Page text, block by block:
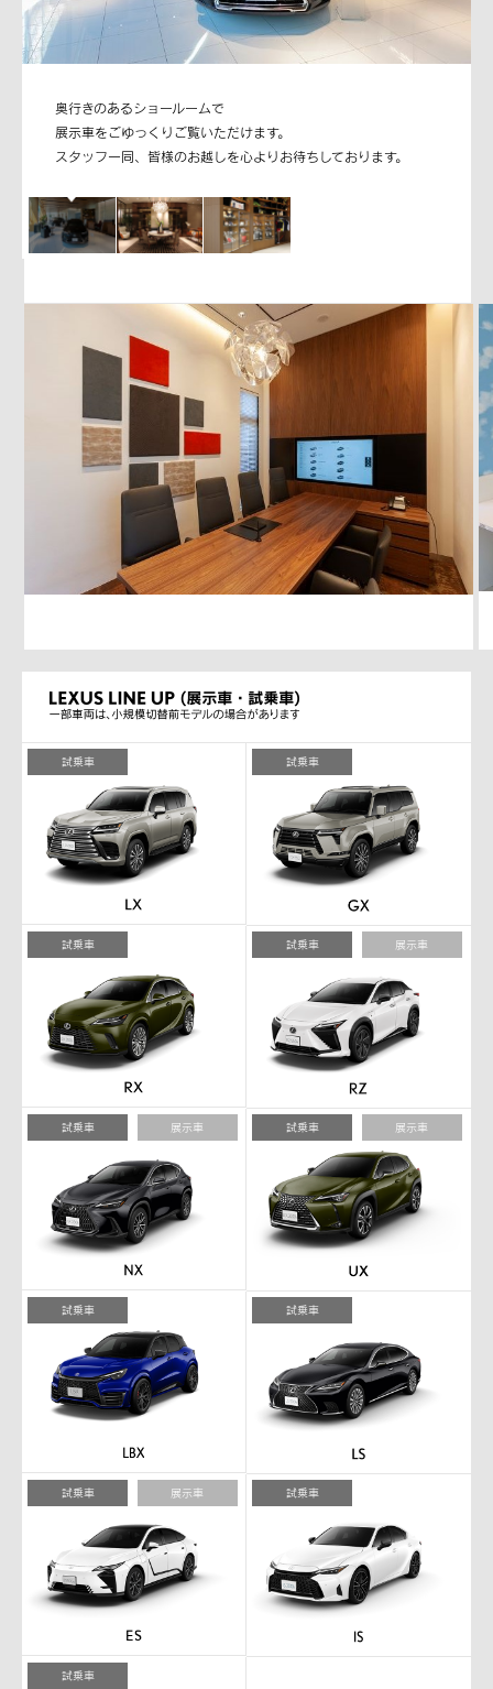
奥行きのあるショールームで
展示車をごゆっくりご覧いただけます。
スタッフ一同、皆様のお越しを心よりお待ちしております。
試乗車 試乗車
試乗車 試乗車 展示車
試乗車 展示車 試乗車 展示車
試乗車 試乗車
試乗車 展示車 試乗車
試乗車